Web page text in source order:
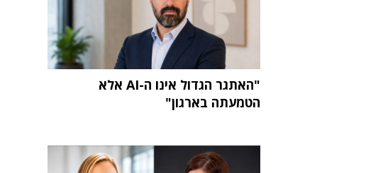
"האתגר הגדול אינו ה-AI אלא
הטמעתה בארגון"